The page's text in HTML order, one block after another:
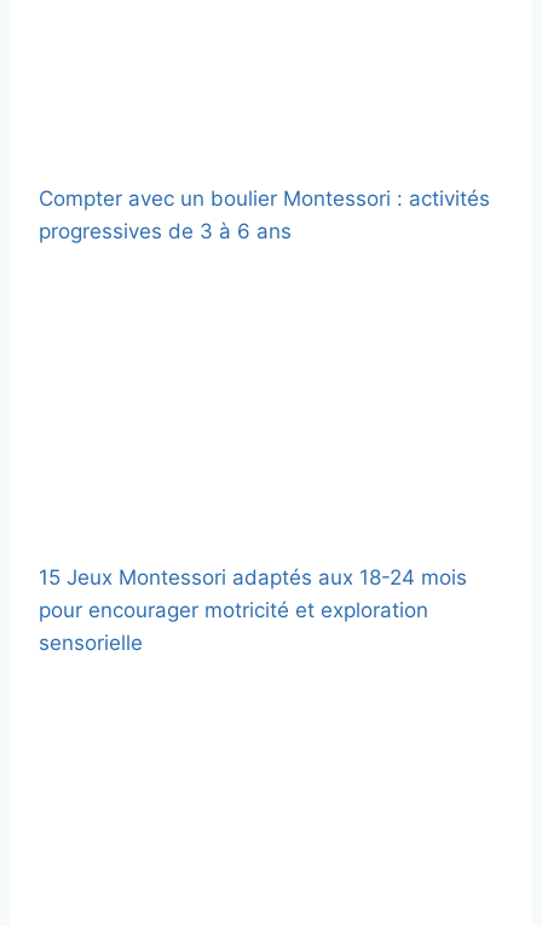
Compter avec un boulier Montessori : activités
progressives de 3 à 6 ans
15 Jeux Montessori adaptés aux 18-24 mois
pour encourager motricité et exploration
sensorielle